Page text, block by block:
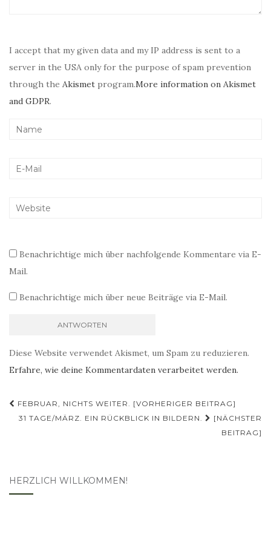
I accept that my given data and my IP address is sent to a
server in the USA only for the purpose of spam prevention
through the Akismet program.More information on Akismet
and GDPR.
Benachrichtige mich über nachfolgende Kommentare via E-
Mail.
Benachrichtige mich über neue Beiträge via E-Mail.
Diese Website verwendet Akismet, um Spam zu reduzieren.
Erfahre, wie deine Kommentardaten verarbeitet werden.
Beitragsnavigation
FEBRUAR, NICHTS WEITER. [VORHERIGER BEITRAG]
31 TAGE/MÄRZ. EIN RÜCKBLICK IN BILDERN.
[NÄCHSTER
BEITRAG]
HERZLICH WILLKOMMEN!